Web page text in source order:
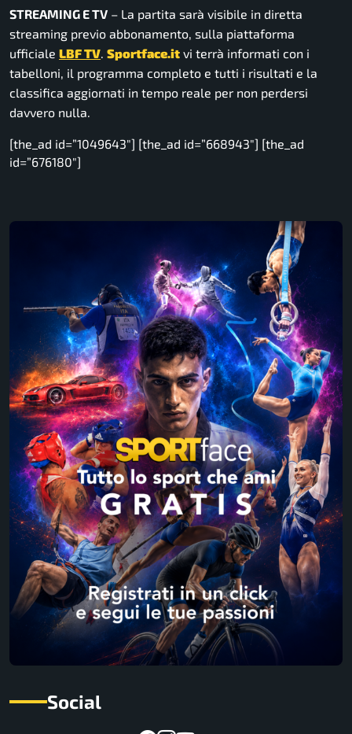
STREAMING E TV – La partita sarà visibile in diretta
streaming previo abbonamento, sulla piattaforma
ufficiale LBF TV. Sportface.it vi terrà informati con i
tabelloni, il programma completo e tutti i risultati e la
classifica aggiornati in tempo reale per non perdersi
davvero nulla.
[the_ad id=”1049643″] [the_ad id=”668943″] [the_ad
id=”676180″]
Social